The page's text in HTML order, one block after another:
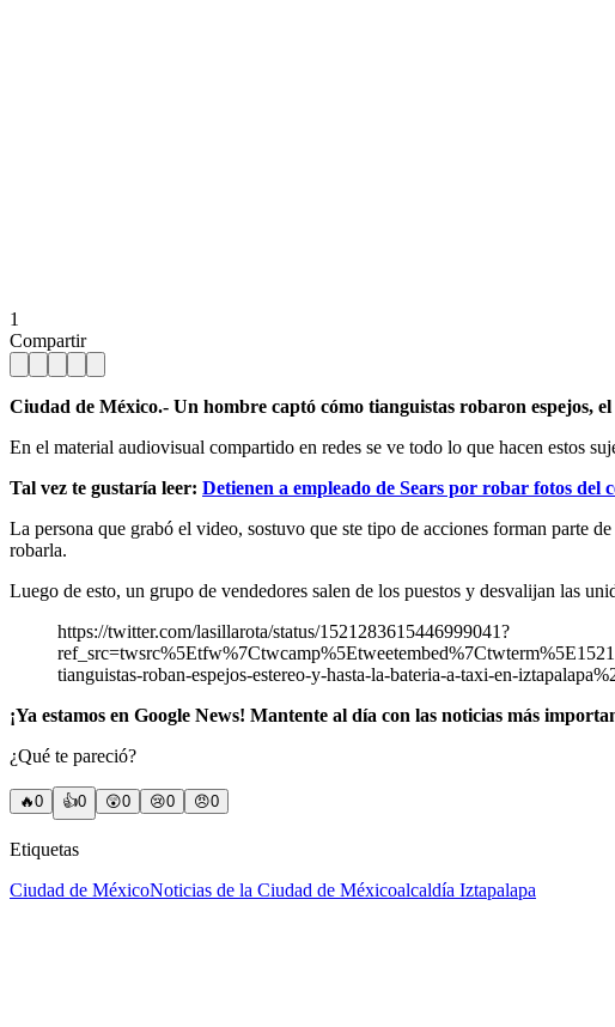
1
Compartir
Ciudad de México.- Un hombre captó cómo tianguistas robaron espejos,
En el material audiovisual compartido en redes se ve todo lo que hacen estos
Tal vez te gustaría leer: Detienen a empleado de Sears por robar fotos del
La persona que grabó el video, sostuvo que ste tipo de acciones forman parte
robarla.
Luego de esto, un grupo de vendedores salen de los puestos y desvalijan las
https://twitter.com/lasillarota/status/1521283615446999041?
tianguistas-roban-espejos-estereo-y-hasta-la-bateria-a-taxi-en-
¡Ya estamos en Google News! Mantente al día con las noticias más
¿Qué te pareció?
🔥0 👍0 😲0 😢0 😠0
Etiquetas
Ciudad de MéxicoNoticias de la Ciudad de Méxicoalcaldía Iztapalapa